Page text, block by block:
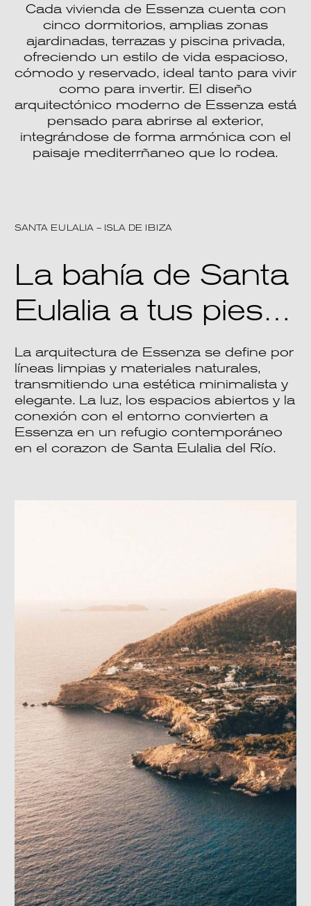
Cada vivienda de Essenza cuenta con
cinco dormitorios, amplias zonas
ajardinadas, terrazas y piscina privada,
ofreciendo un estilo de vida espacioso,
cómodo y reservado, ideal tanto para vivir
como para invertir. El diseño
arquitectónico moderno de Essenza está
pensado para abrirse al exterior,
integrándose de forma armónica con el
paisaje mediterrñaneo que lo rodea.
SANTA EULALIA – ISLA DE IBIZA
La bahía de Santa
Eulalia a tus pies…
La arquitectura de Essenza se define por
líneas limpias y materiales naturales,
transmitiendo una estética minimalista y
elegante. La luz, los espacios abiertos y la
conexión con el entorno convierten a
Essenza en un refugio contemporáneo
en el corazon de Santa Eulalia del Río.